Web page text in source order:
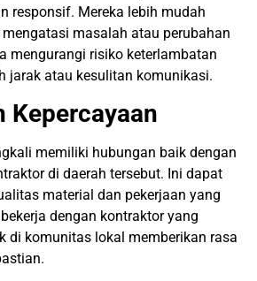
responsif. Mereka lebih mudah
masalah atau perubahan
mengurangi risiko keterlambatan
jarak atau kesulitan komunikasi.
Kepercayaan
memiliki hubungan baik dengan
di daerah tersebut. Ini dapat
material dan pekerjaan yang
dengan kontraktor yang
di komunitas lokal memberikan rasa